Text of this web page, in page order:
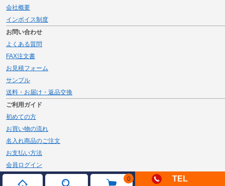
0 TEL
会社概要
インボイス制度
お問い合わせ
よくある質問
FAX注文書
お見積フォーム
サンプル
送料・お届け・返品交換
ご利用ガイド
初めての方
お買い物の流れ
名入れ商品のご注文
お支払い方法
会員ログイン
メルマガ登録